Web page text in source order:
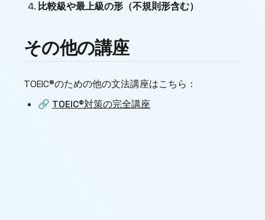
比較級や最上級の形（不規則形含む）
その他の講座
TOEIC®のための他の文法講座はこちら：
🔗 TOEIC®対策の完全講座